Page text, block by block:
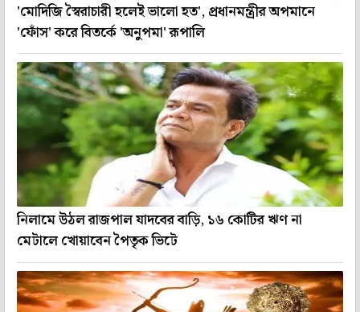
'মোদিজি স্বৈরাচারী হলেই ভালো হত', প্রধানমন্ত্রীর অপমানে
'ফোঁস' করে বিতর্কে 'অনুপমা' রূপালি
নিলামে উঠল রাজপাল যাদবের বাড়ি, ১৬ কোটির ঋণ না
মেটালে খোয়াবেন পৈতৃক ভিটে